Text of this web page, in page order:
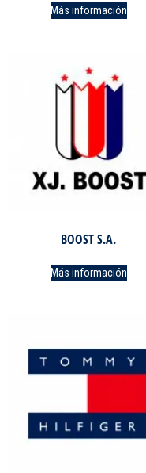
Más información
BOOST S.A.
Más información